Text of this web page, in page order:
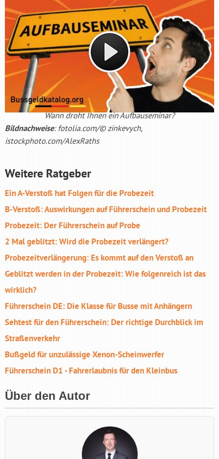
Wann droht Ihnen ein Aufbauseminar?
Bildnachweise: fotolia.com/© zinkevych,
istockphoto.com/AlexRaths
Weitere Ratgeber
Ein A-Verstoß hat Folgen für die Probezeit
B-Verstoß: Auswirkungen auf Führerschein und Probezeit
Probezeit: Der Führerschein auf Probe
2 Mal geblitzt: Wird die Probezeit verlängert?
Probezeitverlängerung: Es kommt auf den Verstoß an
Geblitzt werden in der Probezeit: Wie folgenreich ist das
wirklich?
Führerschein DE: Die Klasse für Busse mit Anhängern
Sehtest für den Führerschein: Der richtige Durchblick im
Straßenverkehr
Bußgeld für unzu­lässige Xenon-Scheinwerfer
Führerschein D1 - Fahrerlaubnis für den Kleinbus
Über den Autor